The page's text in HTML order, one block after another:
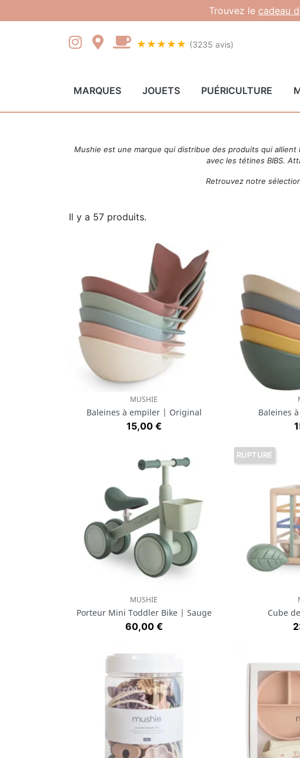
Trouvez le cadeau
★★★★★ (3235 avis)
MARQUES JOUETS PUÉRICULTURE
Mushie est une marque qui distribue des produits qui
avec les tétines BIBS.
Retrouvez notre
Il y a 57 produits.
Aperçu rapide
MUSHIE
Baleines à empiler | Original
Prix
15,00 €
Baleines
Aperçu rapide
MUSHIE
Porteur Mini Toddler Bike | Sauge
Prix
60,00 €
Cube
RUPTURE